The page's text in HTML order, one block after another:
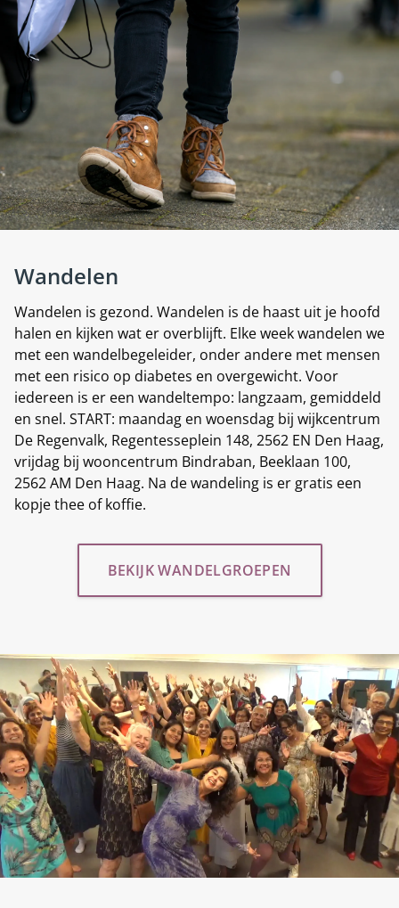
Wandelen
Wandelen is gezond. Wandelen is de haast uit je hoofd
halen en kijken wat er overblijft. Elke week wandelen we
met een wandelbegeleider, onder andere met mensen
met een risico op diabetes en overgewicht. Voor
iedereen is er een wandeltempo: langzaam, gemiddeld
en snel. START: maandag en woensdag bij wijkcentrum
De Regenvalk, Regentesseplein 148, 2562 EN Den Haag,
vrijdag bij wooncentrum Bindraban, Beeklaan 100,
2562 AM Den Haag. Na de wandeling is er gratis een
kopje thee of koffie.
BEKIJK WANDELGROEPEN